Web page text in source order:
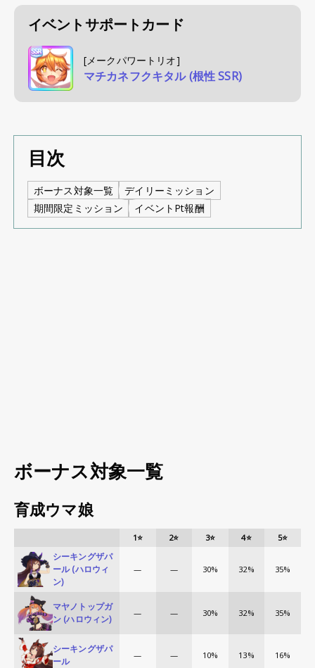
イベントサポートカード
[メークパワートリオ]
マチカネフクキタル (根性 SSR)
目次
ボーナス対象一覧
デイリーミッション
期間限定ミッション
イベントPt報酬
ボーナス対象一覧
育成ウマ娘
1⭐ 2⭐ 3⭐ 4⭐ 5⭐
シーキングザパ
ール (ハロウィ
ン)
— — 30% 32% 35%
マヤノトップガ
ン (ハロウィン)
— — 30% 32% 35%
シーキングザパ
ール
— — 10% 13% 16%